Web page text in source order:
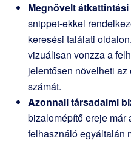
Megnövelt átkattintási
snippet-ekkel
keresési találati
vizuálisan vonzza a
jelentősen növelheti
számát.
Azonnali társadalmi
bizalomépítő ereje már
felhasználó egyáltalán